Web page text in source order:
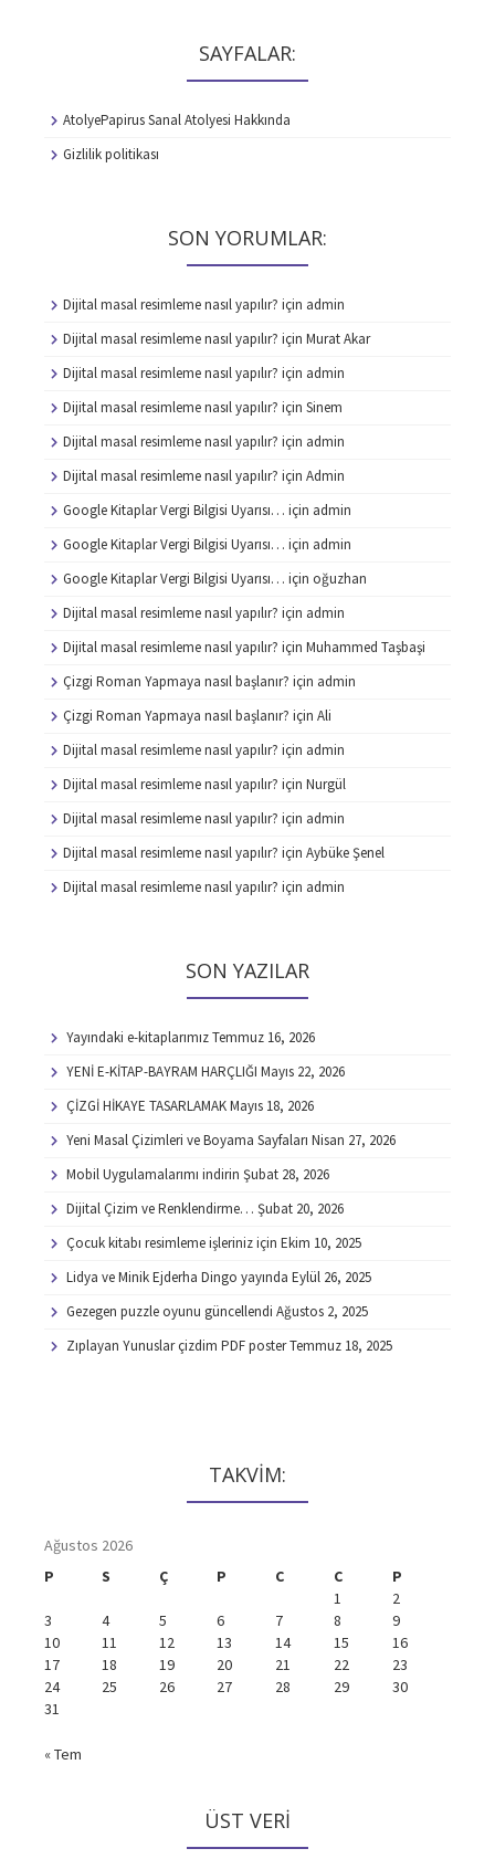
SAYFALAR:
AtolyePapirus Sanal Atolyesi Hakkında
Gizlilik politikası
SON YORUMLAR:
Dijital masal resimleme nasıl yapılır? için admin
Dijital masal resimleme nasıl yapılır? için Murat Akar
Dijital masal resimleme nasıl yapılır? için admin
Dijital masal resimleme nasıl yapılır? için Sinem
Dijital masal resimleme nasıl yapılır? için admin
Dijital masal resimleme nasıl yapılır? için Admin
Google Kitaplar Vergi Bilgisi Uyarısı… için admin
Google Kitaplar Vergi Bilgisi Uyarısı… için admin
Google Kitaplar Vergi Bilgisi Uyarısı… için oğuzhan
Dijital masal resimleme nasıl yapılır? için admin
Dijital masal resimleme nasıl yapılır? için Muhammed Taşbaşi
Çizgi Roman Yapmaya nasıl başlanır? için admin
Çizgi Roman Yapmaya nasıl başlanır? için Ali
Dijital masal resimleme nasıl yapılır? için admin
Dijital masal resimleme nasıl yapılır? için Nurgül
Dijital masal resimleme nasıl yapılır? için admin
Dijital masal resimleme nasıl yapılır? için Aybüke Şenel
Dijital masal resimleme nasıl yapılır? için admin
SON YAZILAR
Yayındaki e-kitaplarımızTemmuz 16, 2026
YENİ E-KİTAP-BAYRAM HARÇLIĞI Mayıs 22, 2026
ÇİZGİ HİKAYE TASARLAMAKMayıs 18, 2026
Yeni Masal Çizimleri ve Boyama Sayfaları Nisan 27, 2026
Mobil Uygulamalarımı indirin Şubat 28, 2026
Dijital Çizim ve Renklendirme… Şubat 20, 2026
Çocuk kitabı resimleme işleriniz için Ekim 10, 2025
Lidya ve Minik Ejderha Dingo yayında Eylül 26, 2025
Gezegen puzzle oyunu güncellendi Ağustos 2, 2025
Zıplayan Yunuslar çizdim PDF posterTemmuz 18, 2025
TAKVİM:
Ağustos 2026
P
S Ç P C C
P
1
2
3
4 5 6 7 8
9
10
11 12 13 14 15
16
17
18 19 20 21 22
23
24
25 26 27 28 29
30
31
« Tem
ÜST VERI